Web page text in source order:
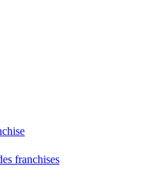
franchises